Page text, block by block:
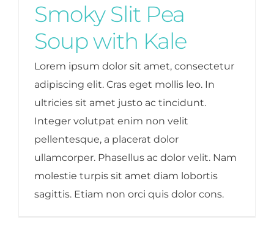
Smoky Slit Pea
Soup with Kale
Lorem ipsum dolor sit amet, consectetur
adipiscing elit. Cras eget mollis leo. In
ultricies sit amet justo ac tincidunt.
Integer volutpat enim non velit
pellentesque, a placerat dolor
ullamcorper. Phasellus ac dolor velit. Nam
molestie turpis sit amet diam lobortis
sagittis. Etiam non orci quis dolor cons.